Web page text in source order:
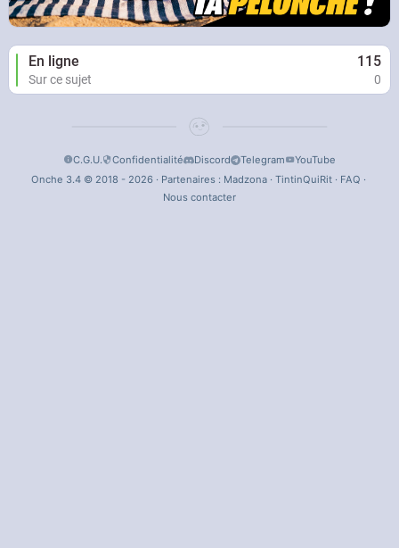
En ligne 115
Sur ce sujet 0
C.G.U. Confidentialité Discord Telegram
YouTube
Onche 3.4 © 2018 - 2026 · Partenaires : Madzona· TintinQuiRit· FAQ ·
Nous contacter